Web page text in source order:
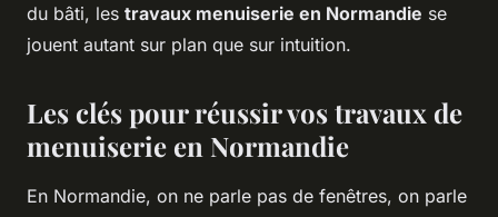
du bâti, les travaux menuiserie en Normandie se
jouent autant sur plan que sur intuition.
Les clés pour réussir vos travaux de
menuiserie en Normandie
En Normandie, on ne parle pas de fenêtres, on parle